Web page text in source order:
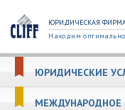
ЮРИДИЧЕСКАЯ
Находим
ЮРИДИЧЕСКИЕ
МЕЖДУНАРОДНОЕ